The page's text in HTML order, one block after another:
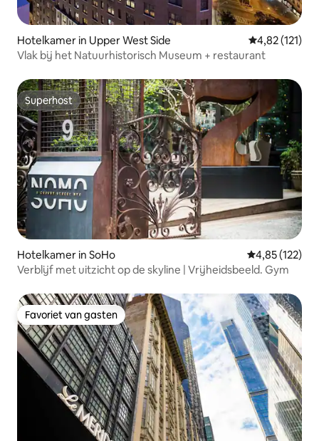
Hotelkamer in Upper West Side Gemiddelde
4,82 (121)
Vlak bij het Natuurhistorisch Museum + restaurant
Superhost
Superhost
Hotelkamer in SoHo Gemiddelde
4,85 (122)
Verblijf met uitzicht op de skyline | Vrijheidsbeeld. Gym
Favoriet van gasten
Favoriet van gasten